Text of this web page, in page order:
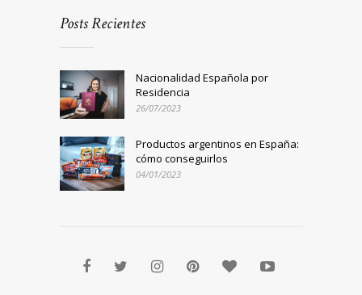
Posts Recientes
Nacionalidad Española por
Residencia
26/07/2023
Productos argentinos en España:
cómo conseguirlos
04/01/2023